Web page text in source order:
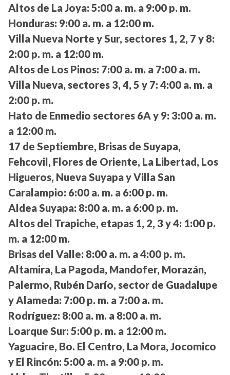
Altos de La Joya: 5:00 a. m. a 9:00 p. m.
Honduras: 9:00 a. m. a 12:00 m.
Villa Nueva Norte y Sur, sectores 1, 2, 7 y 8:
2:00 p. m. a 12:00 m.
Altos de Los Pinos: 7:00 a. m. a 7:00 a. m.
Villa Nueva, sectores 3, 4, 5 y 7: 4:00 a. m. a
2:00 p. m.
Hato de Enmedio sectores 6A y 9: 3:00 a. m.
a 12:00 m.
17 de Septiembre, Brisas de Suyapa,
Fehcovil, Flores de Oriente, La Libertad, Los
Higueros, Nueva Suyapa y Villa San
Caralampio: 6:00 a. m. a 6:00 p. m.
Aldea Suyapa: 8:00 a. m. a 6:00 p. m.
Altos del Trapiche, etapas 1, 2, 3 y 4: 1:00 p.
m. a 12:00 m.
Brisas del Valle: 8:00 a. m. a 4:00 p. m.
Altamira, La Pagoda, Mandofer, Morazán,
Palermo, Rubén Darío, sector de Guadalupe
y Alameda: 7:00 p. m. a 7:00 a. m.
Rodríguez: 8:00 a. m. a 8:00 a. m.
Loarque Sur: 5:00 p. m. a 12:00 m.
Yaguacire, Bo. El Centro, La Mora, Jocomico
y El Rincón: 5:00 a. m. a 9:00 p. m.